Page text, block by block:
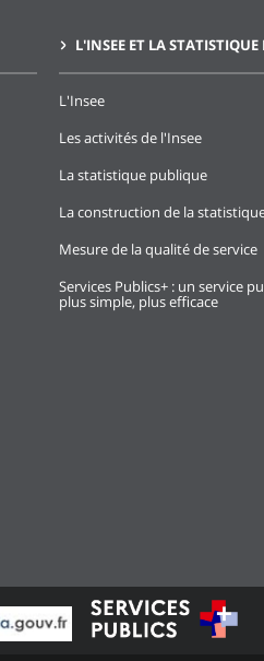
L'INSEE ET LA
L'Insee
Les activités de l'Insee
La statistique publique
La construction de la
Mesure de la qualité de service
Services Publics+ : un service
plus simple, plus efficace